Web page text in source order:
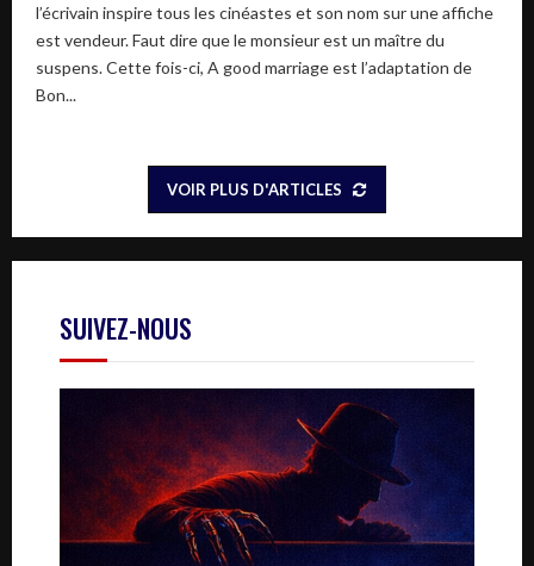
l’écrivain inspire tous les cinéastes et son nom sur une affiche
est vendeur. Faut dire que le monsieur est un maître du
suspens. Cette fois-ci, A good marriage est l’adaptation de
Bon...
VOIR PLUS D'ARTICLES
SUIVEZ-NOUS